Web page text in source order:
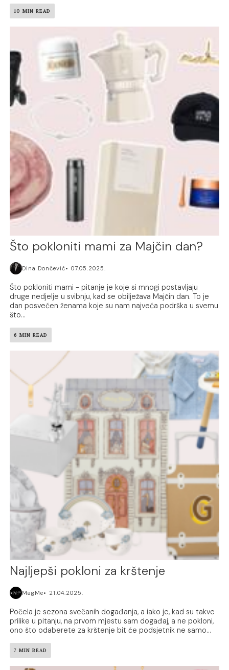
10 MIN READ
Što pokloniti mami za Majčin dan?
Dina Dončević 07.05.2025.
Što pokloniti mami - pitanje je koje si mnogi postavljaju
druge nedjelje u svibnju, kad se obilježava Majčin dan. To je
dan posvećen ženama koje su nam najveća podrška u svemu
što...
6 MIN READ
Najljepši pokloni za krštenje
MagMe 21.04.2025.
Počela je sezona svečanih događanja, a iako je, kad su takve
prilike u pitanju, na prvom mjestu sam događaj, a ne pokloni,
ono što odaberete za krštenje bit će podsjetnik ne samo...
7 MIN READ